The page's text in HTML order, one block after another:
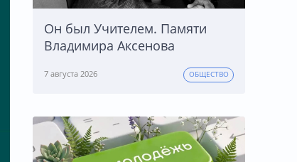
Он был Учителем. Памяти
Владимира Аксенова
7 августа 2026 ОБЩЕСТВО